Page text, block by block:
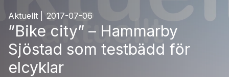
Aktuellt 2017-07-06
”Bike city” – Hammarby
Sjöstad som testbädd för
elcyklar